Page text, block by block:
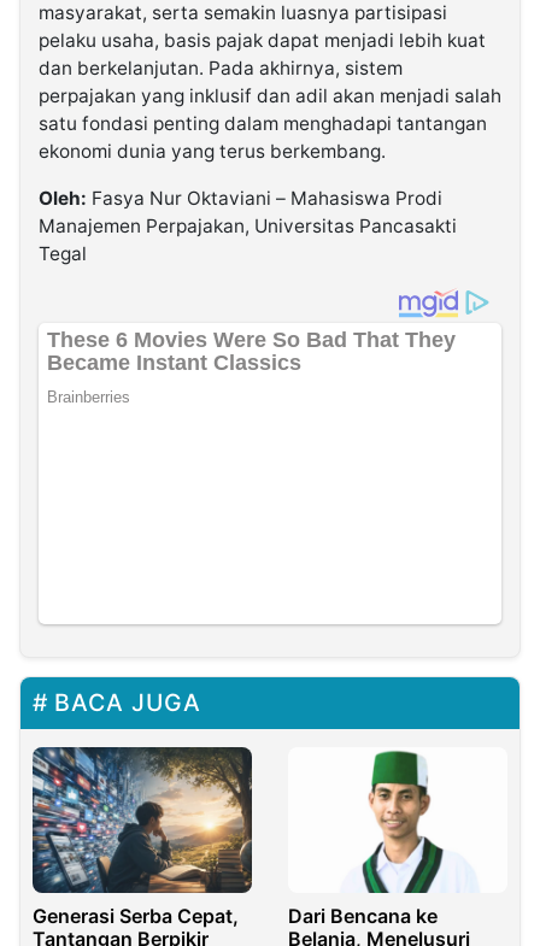
masyarakat, serta semakin luasnya partisipasi
pelaku usaha, basis pajak dapat menjadi lebih kuat
dan berkelanjutan. Pada akhirnya, sistem
perpajakan yang inklusif dan adil akan menjadi salah
satu fondasi penting dalam menghadapi tantangan
ekonomi dunia yang terus berkembang.
Oleh: Fasya Nur Oktaviani – Mahasiswa Prodi
Manajemen Perpajakan, Universitas Pancasakti
Tegal
BACA JUGA
Generasi Serba Cepat,
Tantangan Berpikir
Dari Bencana ke
Belanja, Menelusuri